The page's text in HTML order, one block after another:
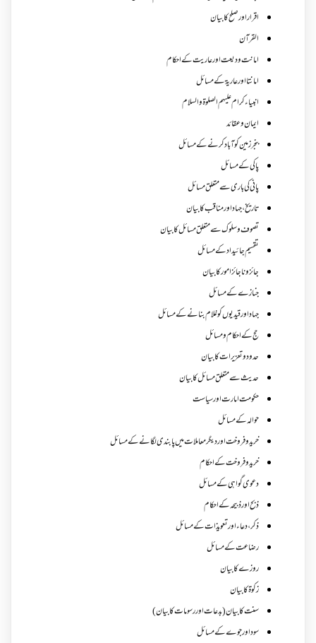
اقرار اور صلح کا بیان
القرآن
امانت ودیعت اورعاریت کے احکام
امانتا اور عاریة کے مسائل
انبیاء کرام علیہم الصلوۃ والسلام
ایمان وعقائد
بنجر زمین کو آباد کرنے کے مسائل
پاکی کے مسائل
پانی کی باری سے متعلق مسائل
تاریخ،جہاد اور مناقب کا بیان
تصوف و سلوک سے متعلق مسائل کا بیان
تقسیم جائیداد کے مسائل
جائز و ناجائزامور کا بیان
جنازے کےمسائل
جہاد اور قیدیوں کو غلام بنانے کے مسائل
حج کے احکام ومسائل
حدود و تعزیرات کا بیان
حدیث سے متعلق مسائل کا بیان
حکومت امارت اور سیاست
حوالہ کے مسائل
خرید و فروخت اور دیگر معاملات میں پابندی لگانے کے مسائل
خرید و فروخت کے احکام
دعوی گواہی کے مسائل
ذبح اور ذبیحہ کے احکام
ذکر،دعاء اور تعویذات کے مسائل
رضاعت کے مسائل
روزے کا بیان
زکوة کابیان
سنت کا بیان (بدعات اور رسومات کا بیان)
سود اور جوے کے مسائل